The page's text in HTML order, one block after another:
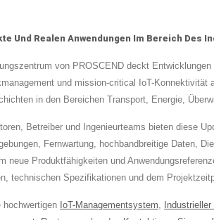
Und Realen Anwendungen Im Bereich Des
von PROSCEND deckt
und mission-critical IoT-
in den Bereichen Transport, Energie,
Betreiber und Ingenieurteams bieten diese
Fernwartung, hochbandbreitige Daten,
neue Produktfähigkeiten und
technischen Spezifikationen und dem
hochwertigen IoT-Managementsystem,